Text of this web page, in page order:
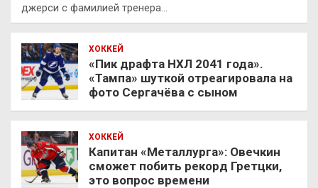
джерси с фамилией тренера…
ХОККЕЙ
«Пик драфта НХЛ 2041 года».
«Тампа» шуткой отреагировала на
фото Сергачёва с сыном
ХОККЕЙ
Капитан «Металлурга»: Овечкин
сможет побить рекорд Гретцки,
это вопрос времени